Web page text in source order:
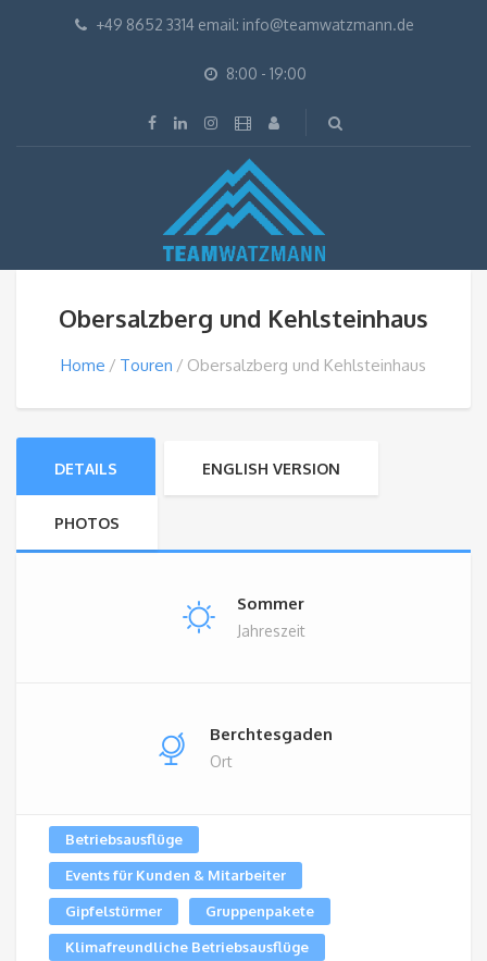
+49 8652 3314 email: info@teamwatzmann.de
8:00 - 19:00
Obersalzberg und Kehlsteinhaus
Home Touren Obersalzberg und Kehlsteinhaus
DETAILS ENGLISH VERSION
PHOTOS
Sommer
Jahreszeit
Berchtesgaden
Ort
Betriebsausflüge
Events für Kunden & Mitarbeiter
Gipfelstürmer Gruppenpakete
Klimafreundliche Betriebsausflüge